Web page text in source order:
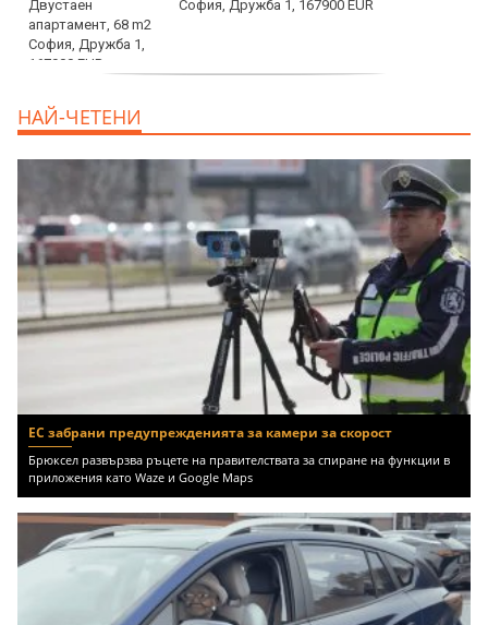
София, Дружба 1, 167900 EUR
НАЙ-ЧЕТЕНИ
ЕС забрани предупрежденията за камери за скорост
Брюксел развързва ръцете на правителствата за спиране на функции в
приложения като Waze и Google Maps